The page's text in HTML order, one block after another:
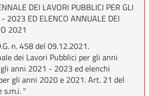
DEI LAVORI PUBBLICI PER GLI
ED ELENCO ANNUALE DEI
2021
n. 458 del 09.12.2021.
dei Lavori Pubblici per gli anni
anni 2021 - 2023 ed elenchi
gli anni 2020 e 2021. Art. 21 del
s.m.i. "